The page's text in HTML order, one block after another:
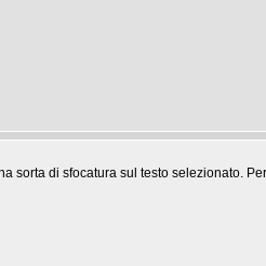
sorta di sfocatura sul testo selezionato.